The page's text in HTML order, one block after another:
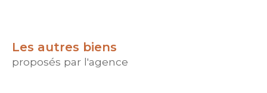
Les autres biens
proposés par l'agence